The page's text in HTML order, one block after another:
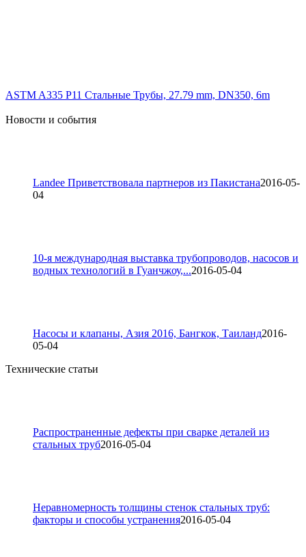
ASTM A335 P11 Стальные Трубы, 27.79 mm, DN350, 6m
Новости и события
Landee Приветствовала партнеров из Пакистана2016-05-
04
10-я международная выставка трубопроводов, насосов и
водных технологий в Гуанчжоу,...2016-05-04
Насосы и клапаны, Азия 2016, Бангкок, Таиланд2016-
05-04
Технические статьи
Распространенные дефекты при сварке деталей из
стальных труб2016-05-04
Неравномерность толщины стенок стальных труб:
факторы и способы устранения2016-05-04